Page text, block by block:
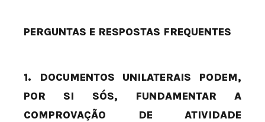
PERGUNTAS E RESPOSTAS FREQUENTES
1. DOCUMENTOS UNILATERAIS PODEM,
POR SI SÓS, FUNDAMENTAR A
COMPROVAÇÃO DE ATIVIDADE